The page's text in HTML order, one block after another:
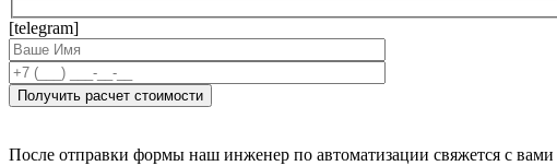
[telegram]
После отправки формы наш инженер по автоматизации свяжется с вами